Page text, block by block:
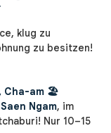
klug zu
zu besitzen!
Cha-am 🏖️
Ngam, im
Nur 10–15